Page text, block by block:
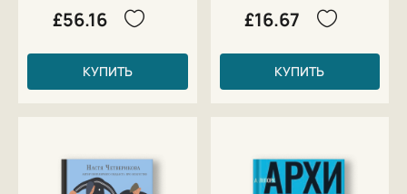
£56.16
КУПИТЬ
£16.67
КУПИТЬ